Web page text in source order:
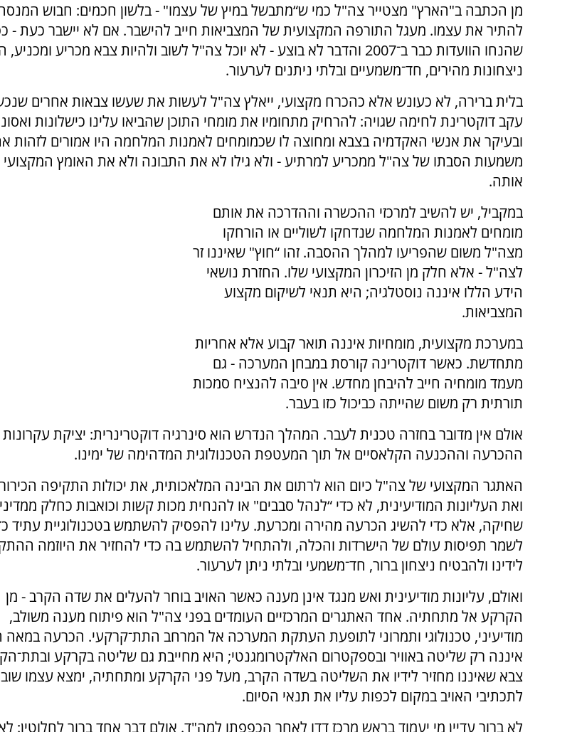
מן הכתבה ב"הארץ" מצטייר צה"ל כמי ש“מתבשל במיץ של עצמו" - בלשון חכמים: חבוש
להתיר את עצמו. מעגל התורפה המקצועית של המצביאות חייב להישבר. אם לא יישבר כעת -
שהנחו הוועדות כבר ב־2007 והדבר לא בוצע - לא יוכל צה"ל לשוב ולהיות צבא מכריע
ניצחונות מהירים, חד־משמעיים ובלתי ניתנים לערעור.
בלית ברירה, לא כעונש אלא כהכרח מקצועי, ייאלץ צה"ל לעשות את שעשו צבאות אחרים
עקב דוקטרינת לחימה שגויה: להרחיק מתחומיו את מומחי התוכן שהביאו עלינו כישלונות
ובעיקר את אנשי האקדמיה בצבא ומחוצה לו שכמומחים לאמנות המלחמה היו אמורים לזהות
משמעות הסבתו של צה"ל ממכריע למרתיע - ולא גילו לא את התבונה ולא את האומץ המקצועי
אותה.
במקביל, יש להשיב למרכזי ההכשרה וההדרכה את אותם
מומחים לאמנות המלחמה שנדחקו לשוליים או הורחקו
מצה"ל משום שהפריעו למהלך ההסבה. זהו “חוץ" שאיננו זר
לצה"ל - אלא חלק מן הזיכרון המקצועי שלו. החזרת נושאי
הידע הללו איננה נוסטלגיה; היא תנאי לשיקום מקצוע
המצביאות.
במערכת מקצועית, מומחיות איננה תואר קבוע אלא אחריות
מתחדשת. כאשר דוקטרינה קורסת במבחן המערכה - גם
מעמד מומחיה חייב להיבחן מחדש. אין סיבה להנציח סמכות
תורתית רק משום שהייתה כביכול כזו בעבר.
אולם אין מדובר בחזרה טכנית לעבר. המהלך הנדרש הוא סינרגיה דוקטרינרית: יציקת עקרונות
ההכרעה וההכנעה הקלאסיים אל תוך המעטפת הטכנולוגית המדהימה של ימינו.
האתגר המקצועי של צה"ל כיום הוא לרתום את הבינה המלאכותית, את יכולות התקיפה
ואת העליונות המודיעינית, לא כדי “לנהל סבבים" או להנחית מכות קשות וכואבות כחלק
שחיקה, אלא כדי להשיג הכרעה מהירה ומכרעת. עלינו להפסיק להשתמש בטכנולוגיית עתיד
לשמר תפיסות עולם של הישרדות והכלה, ולהתחיל להשתמש בה כדי להחזיר את היוזמה
לידינו ולהבטיח ניצחון ברור, חד־משמעי ובלתי ניתן לערעור.
ואולם, עליונות מודיעינית ואש מנגד אינן מענה כאשר האויב בוחר להעלים את שדה הקרב - מן
הקרקע אל מתחתיה. אחד האתגרים המרכזיים העומדים בפני צה"ל הוא פיתוח מענה משולב,
איננה רק שליטה באוויר ובספקטרום האלקטרומגנטי; היא מחייבת גם שליטה בקרקע
צבא שאיננו מחזיר לידיו את השליטה בשדה הקרב, מעל פני הקרקע ומתחתיה, ימצא עצמו שוב
לתכתיבי האויב במקום לכפות עליו את תנאי הסיום.
לא ברור עדיין מי יעמוד בראש מרכז דדו לאחר הכפפתו למה"ד. אולם דבר אחד ברור לחלוטין: